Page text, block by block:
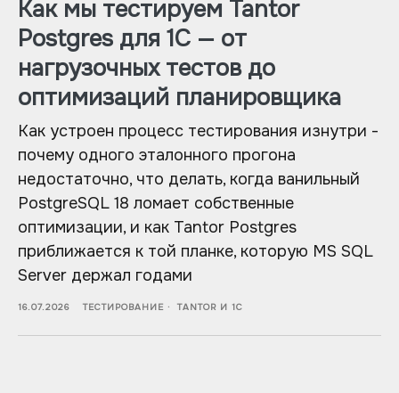
Как мы тестируем Tantor
Postgres для 1С — от
нагрузочных тестов до
оптимизаций планировщика
Как устроен процесс тестирования изнутри -
почему одного эталонного прогона
недостаточно, что делать, когда ванильный
PostgreSQL 18 ломает собственные
оптимизации, и как Tantor Postgres
приближается к той планке, которую MS SQL
Server держал годами
16.07.2026 ТЕСТИРОВАНИЕ TANTOR И 1С